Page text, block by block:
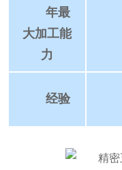
年最
大加工能
力
经验